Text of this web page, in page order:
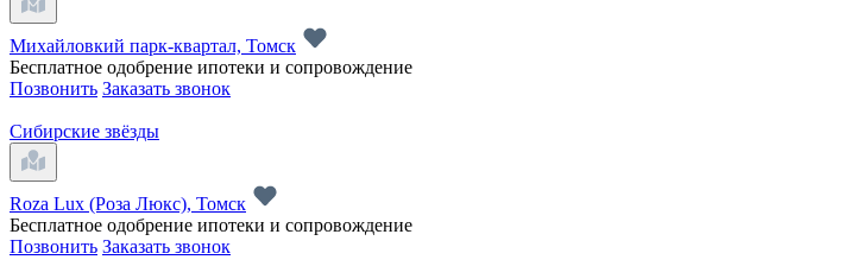
Михайловкий парк-квартал, Томск
Бесплатное одобрение ипотеки и сопровождение
Позвонить Заказать звонок
Сибирские звёзды
Roza Lux (Роза Люкс), Томск
Бесплатное одобрение ипотеки и сопровождение
Позвонить Заказать звонок